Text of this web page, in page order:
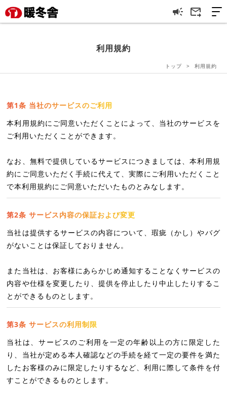
campaign forward_to_inbox
利用規約
トップ 利用規約
第1条 当社のサービスのご利用
本利用規約にご同意いただくことによって、当社のサービスを
ご利用いただくことができます。
なお、無料で提供しているサービスにつきましては、本利用規
約にご同意いただく手続に代えて、実際にご利用いただくこと
で本利用規約にご同意いただいたものとみなします。
第2条 サービス内容の保証および変更
当社は提供するサービスの内容について、瑕疵（かし）やバグ
がないことは保証しておりません。
また当社は、お客様にあらかじめ通知することなくサービスの
内容や仕様を変更したり、提供を停止したり中止したりするこ
とができるものとします。
第3条 サービスの利用制限
当社は、サービスのご利用を一定の年齢以上の方に限定した
り、当社が定める本人確認などの手続を経て一定の要件を満た
したお客様のみに限定したりするなど、利用に際して条件を付
すことができるものとします。